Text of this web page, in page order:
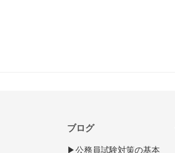
ブログ
▶︎公務員試験対策の基本